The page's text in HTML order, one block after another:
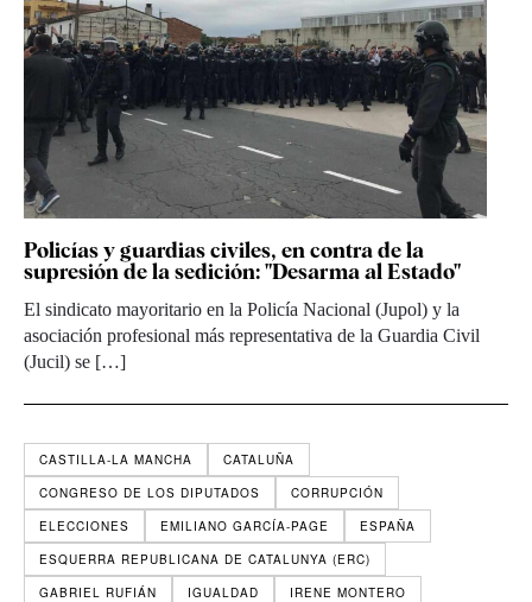
Policías y guardias civiles, en contra de la
supresión de la sedición: "Desarma al Estado"
El sindicato mayoritario en la Policía Nacional (Jupol) y la
asociación profesional más representativa de la Guardia Civil
(Jucil) se […]
CASTILLA-LA MANCHA
CATALUÑA
CONGRESO DE LOS DIPUTADOS
CORRUPCIÓN
ELECCIONES
EMILIANO GARCÍA-PAGE
ESPAÑA
ESQUERRA REPUBLICANA DE CATALUNYA (ERC)
GABRIEL RUFIÁN
IGUALDAD
IRENE MONTERO